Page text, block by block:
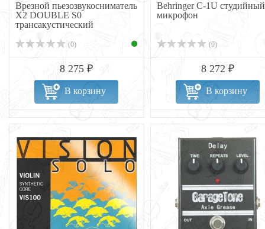
Врезной пьезозвукосниматель
X2 DOUBLE S0
трансакустический
(0)
8 275 ₽
В корзину
Behringer C-1U студийный
микрофон
(0)
8 272 ₽
В корзину